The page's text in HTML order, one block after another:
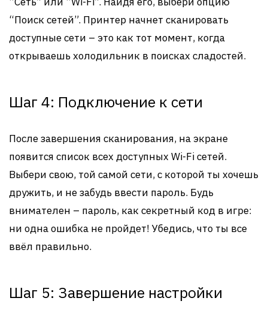
“Поиск сетей”. Принтер начнет сканировать
доступные сети – это как тот момент, когда
открываешь холодильник в поисках сладостей.
Шаг 4: Подключение к сети
После завершения сканирования, на экране
появится список всех доступных Wi-Fi сетей.
Выбери свою, той самой сети, с которой ты хочешь
дружить, и не забудь ввести пароль. Будь
внимателен – пароль, как секретный код в игре:
ни одна ошибка не пройдет! Убедись, что ты все
ввёл правильно.
Шаг 5: Завершение настройки